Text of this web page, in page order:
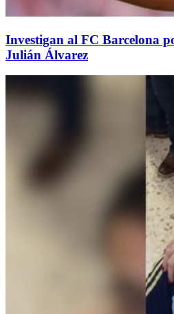
Investigan al FC Barcelona
Julián Álvarez